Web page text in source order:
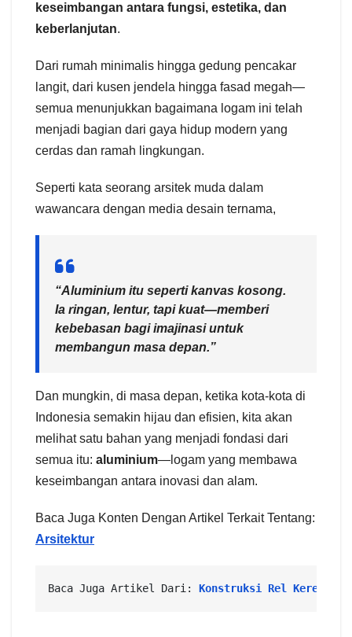
keseimbangan antara fungsi, estetika, dan
keberlanjutan.
Dari rumah minimalis hingga gedung pencakar
langit, dari kusen jendela hingga fasad megah—
semua menunjukkan bagaimana logam ini telah
menjadi bagian dari gaya hidup modern yang
cerdas dan ramah lingkungan.
Seperti kata seorang arsitek muda dalam
wawancara dengan media desain ternama,
“Aluminium itu seperti kanvas kosong.
Ia ringan, lentur, tapi kuat—memberi
kebebasan bagi imajinasi untuk
membangun masa depan.”
Dan mungkin, di masa depan, ketika kota-kota di
Indonesia semakin hijau dan efisien, kita akan
melihat satu bahan yang menjadi fondasi dari
semua itu: aluminium—logam yang membawa
keseimbangan antara inovasi dan alam.
Baca Juga Konten Dengan Artikel Terkait Tentang:
Arsitektur
Baca Juga Artikel Dari: Konstruksi Rel Kereta: